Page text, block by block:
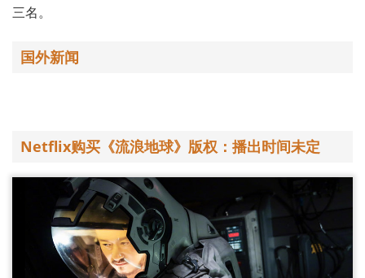
三名。
国外新闻
Netflix购买《流浪地球》版权：播出时间未定